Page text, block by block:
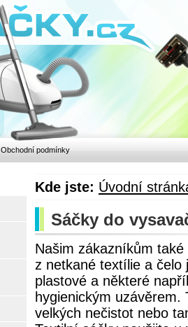
Obchodní podmínky
Kde jste: Úvodní
Sáčky do
Našim zákazníkům
z netkané textílie a čelo
plastové a některé
hygienickým
velkých nečistot nebo